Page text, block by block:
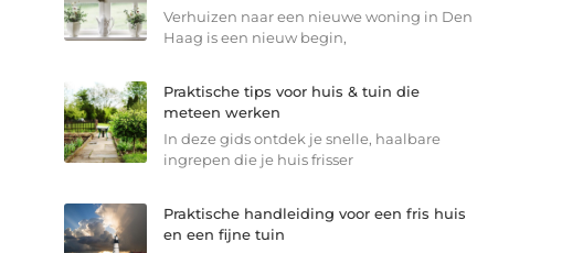
Verhuizen naar een nieuwe woning in Den
Haag is een nieuw begin,
Praktische tips voor huis & tuin die
meteen werken
In deze gids ontdek je snelle, haalbare
ingrepen die je huis frisser
Praktische handleiding voor een fris huis
en een fijne tuin